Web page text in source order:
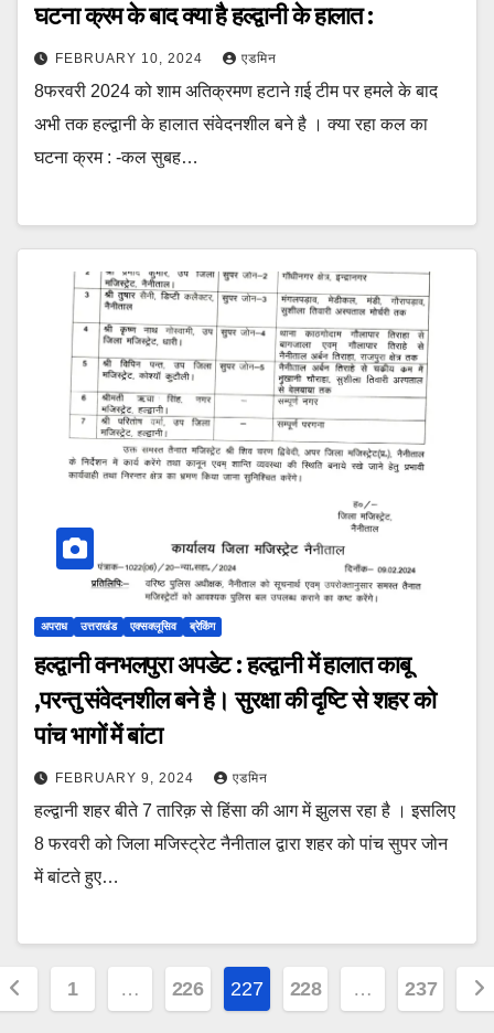
घटना क्रम के बाद क्या है हल्द्वानी के हालात :
FEBRUARY 10, 2024 एडमिन
8फरवरी 2024 को शाम अतिक्रमण हटाने ग़ई टीम पर हमले के बाद
अभी तक हल्द्वानी के हालात संवेदनशील बने है । क्या रहा कल का
घटना क्रम : -कल सुबह…
अपराध उत्तराखंड एक्सक्लूसिव ब्रेकिंग
हल्द्वानी वनभलपुरा अपडेट : हल्द्वानी में हालात काबू
,परन्तु संवेदनशील बने है। सुरक्षा की दृष्टि से शहर को
पांच भागों में बांटा
FEBRUARY 9, 2024 एडमिन
हल्द्वानी शहर बीते 7 तारिक़ से हिंसा की आग में झुलस रहा है । इसलिए
8 फरवरी को जिला मजिस्ट्रेट नैनीताल द्वारा शहर को पांच सुपर जोन
में बांटते हुए…
1 … 226 227 228 … 237